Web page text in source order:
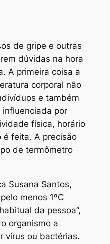
de gripe e outras
dúvidas na hora
A primeira coisa a
corporal não
e também
por
física, horário
é feita. A precisão
de termômetro
Susana Santos,
menos 1ºC
da pessoa”,
organismo a
vírus ou bactérias.